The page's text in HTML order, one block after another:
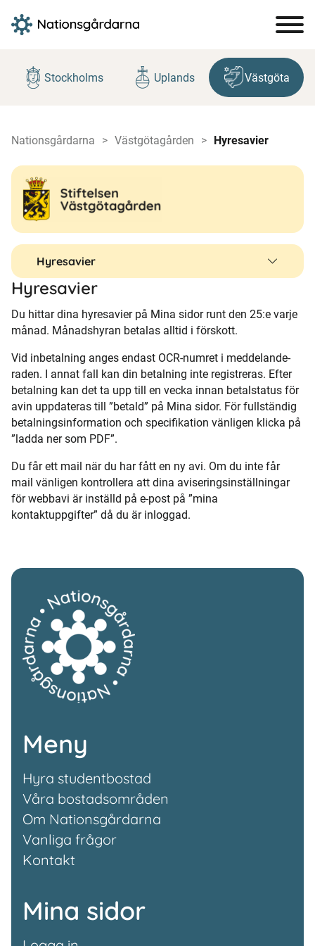
innehåll
Stockholms Uplands Västgöta
Nationsgårdarna Västgötagården Hyresavier
Hyresavier
Hyresavier
Du hittar dina hyresavier på Mina sidor runt den 25:e varje
månad. Månadshyran betalas alltid i förskott.
Vid inbetalning anges endast OCR-numret i meddelande-
raden. I annat fall kan din betalning inte registreras. Efter
betalning kan det ta upp till en vecka innan betalstatus för
avin uppdateras till ”betald” på Mina sidor. För fullständig
betalningsinformation och specifikation vänligen klicka på
”ladda ner som PDF”.
Du får ett mail när du har fått en ny avi. Om du inte får
mail vänligen kontrollera att dina aviseringsinställningar
för webbavi är inställd på e-post på ”mina
kontaktuppgifter” då du är inloggad.
Meny
Hyra studentbostad
Våra bostadsområden
Om Nationsgårdarna
Vanliga frågor
Kontakt
Mina sidor